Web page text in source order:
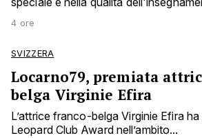
4 ore
SVIZZERA
Locarno79, premiata
belga Virginie Efira
L’attrice franco-belga Virginie Efira
Leopard Club Award nell’ambito...